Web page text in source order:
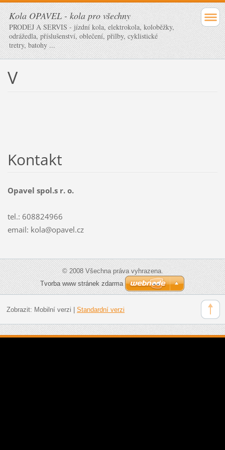
Kola OPAVEL - kola pro všechny
PRODEJ A SERVIS - jízdní kola, elektrokola, koloběžky,
odrážedla, příslušenství, oblečení, přilby, cyklistické
tretry, batohy ...
V
Kontakt
Opavel spol.s r. o.
tel.: 608824966
email: kola@opavel.cz
© 2008 Všechna práva vyhrazena.
Tvorba www stránek zdarma
Zobrazit: Mobilní verzi Standardní verzi